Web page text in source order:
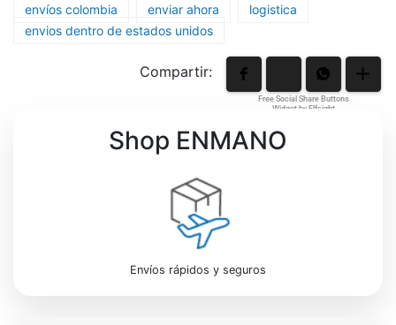
envíos colombia enviar ahora
logistica
envios dentro de estados unidos
Compartir:
Free Social Share Buttons
Widget by Elfsight
Shop ENMANO
Envíos rápidos y seguros